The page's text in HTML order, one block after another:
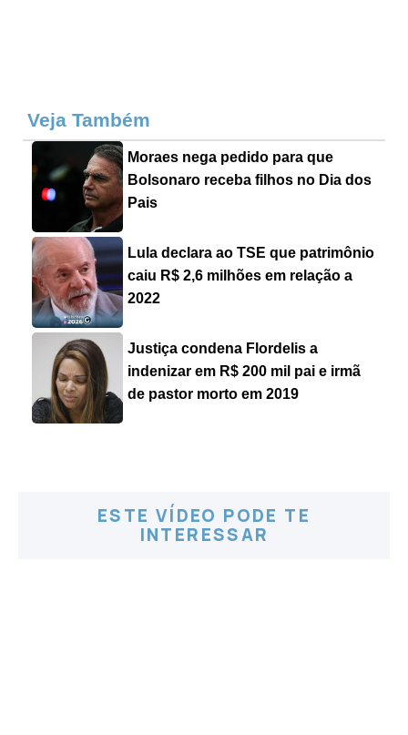
Veja Também
Moraes nega pedido para que
Bolsonaro receba filhos no Dia dos
Pais
Lula declara ao TSE que patrimônio
caiu R$ 2,6 milhões em relação a
2022
Justiça condena Flordelis a
indenizar em R$ 200 mil pai e irmã
de pastor morto em 2019
ESTE VÍDEO PODE TE
INTERESSAR